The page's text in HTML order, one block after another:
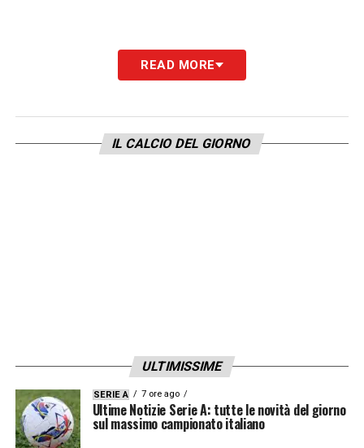
READ MORE
IL CALCIO DEL GIORNO
ULTIMISSIME
SERIE A 7 ore ago
Ultime Notizie Serie A: tutte le novità del giorno
sul massimo campionato italiano